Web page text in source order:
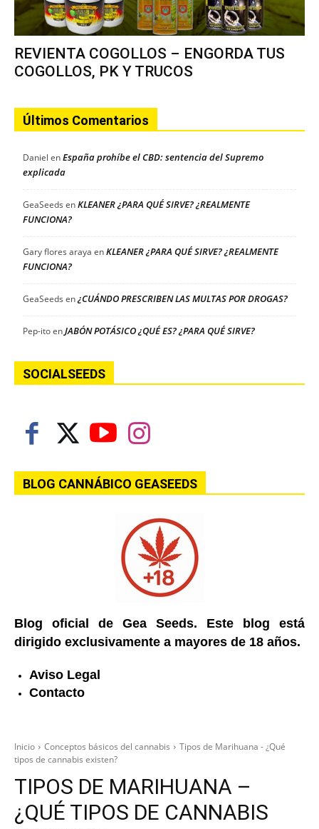
REVIENTA COGOLLOS – ENGORDA TUS
COGOLLOS, PK Y TRUCOS
Últimos Comentarios
Daniel enEspaña prohíbe el CBD: sentencia del Supremo
explicada
GeaSeeds enKLEANER ¿PARA QUÉ SIRVE? ¿REALMENTE
FUNCIONA?
Gary flores araya enKLEANER ¿PARA QUÉ SIRVE? ¿REALMENTE
FUNCIONA?
GeaSeeds en¿CUÁNDO PRESCRIBEN LAS MULTAS POR DROGAS?
Pep-itoenJABÓN POTÁSICO ¿QUÉ ES? ¿PARA QUÉ SIRVE?
SOCIALSEEDS
BLOG CANNÁBICO GEASEEDS
Blog oficial de Gea Seeds. Este blog está
dirigido exclusivamente a mayores de 18 años.
Aviso Legal
Contacto